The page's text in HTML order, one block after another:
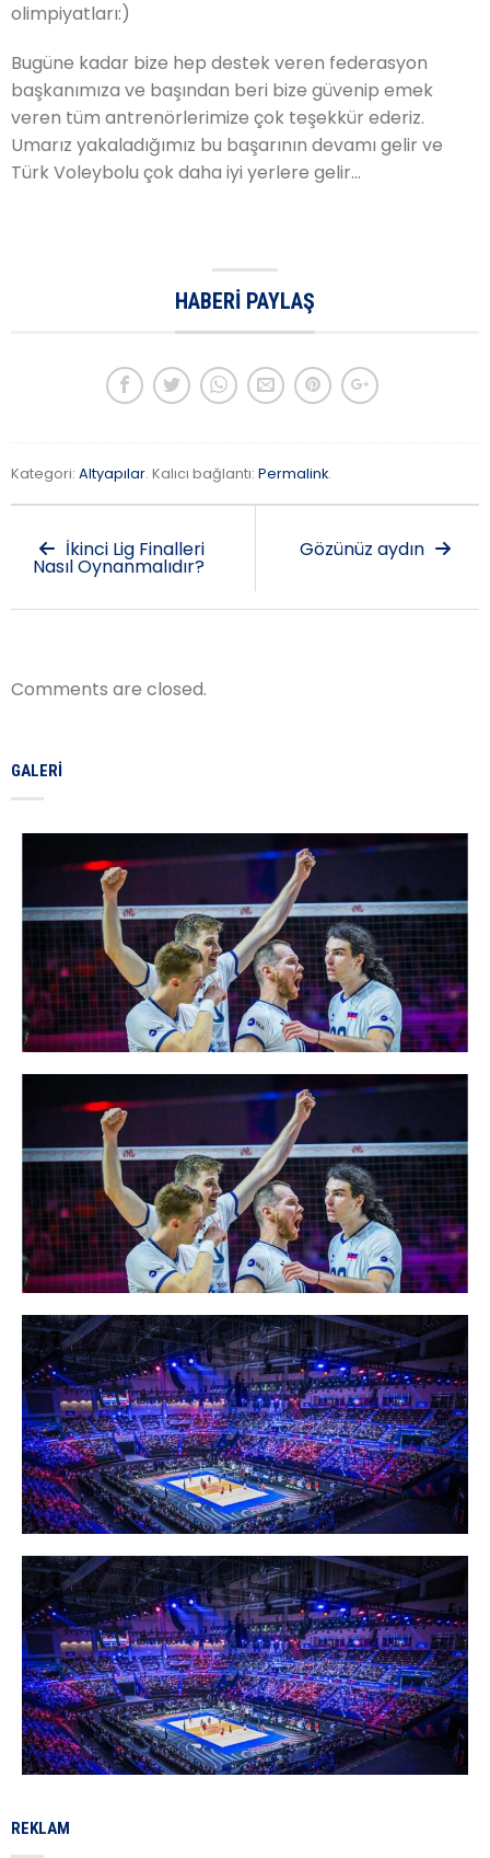
olimpiyatları:)
Bugüne kadar bize hep destek veren federasyon
başkanımıza ve başından beri bize güvenip emek
veren tüm antrenörlerimize çok teşekkür ederiz.
Umarız yakaladığımız bu başarının devamı gelir ve
Türk Voleybolu çok daha iyi yerlere gelir…
HABERI PAYLAŞ
Kategori: Altyapılar. Kalıcı bağlantı: Permalink.
İkinci Lig Finalleri
Nasıl Oynanmalıdır?
Gözünüz aydın
Comments are closed.
GALERI
REKLAM